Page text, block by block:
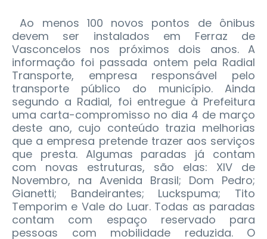
Ao menos 100 novos pontos de ônibus
devem ser instalados em Ferraz de
Vasconcelos nos próximos dois anos. A
informação foi passada ontem pela Radial
Transporte, empresa responsável pelo
transporte público do município. Ainda
segundo a Radial, foi entregue à Prefeitura
uma carta-compromisso no dia 4 de março
deste ano, cujo conteúdo trazia melhorias
que a empresa pretende trazer aos serviços
que presta.Algumas paradas já contam
com novas estruturas, são elas: XIV de
Novembro, na Avenida Brasil; Dom Pedro;
Gianetti; Bandeirantes; Luckspuma; Tito
Temporim e Vale do Luar. Todas as paradas
contam com espaço reservado para
pessoas com mobilidade reduzida. O